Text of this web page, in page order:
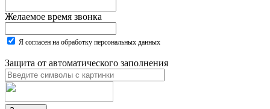
Желаемое время звонка
Я согласен на обработку персональных данных
Защита от автоматического заполнения